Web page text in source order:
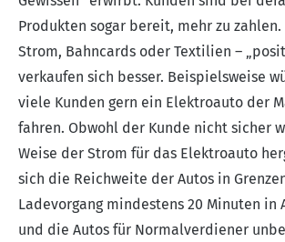
Produkten sogar bereit, mehr zu zahlen.
Strom, Bahncards oder Textilien –
verkaufen sich besser. Beispielsweise
viele Kunden gern ein Elektroauto der
fahren. Obwohl der Kunde nicht sicher
Weise der Strom für das Elektroauto
sich die Reichweite der Autos in
Ladevorgang mindestens 20 Minuten in
und die Autos für Normalverdiener